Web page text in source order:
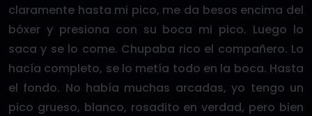
claramente hasta mi pico, me da besos encima del
bóxer y presiona con su boca mi pico. Luego lo
saca y se lo come. Chupaba rico el compañero. Lo
hacía completo, se lo metía todo en la boca. Hasta
el fondo. No había muchas arcadas, yo tengo un
pico grueso, blanco, rosadito en verdad, pero bien